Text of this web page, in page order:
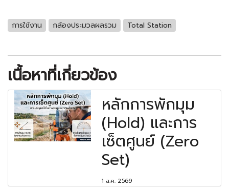
การใช้งาน กล้องประมวลผลรวม Total Station
เนื้อหาที่เกี่ยวข้อง
หลักการพักมุม
(Hold) และการ
เซ็ตศูนย์ (Zero
Set)
1 ส.ค. 2569